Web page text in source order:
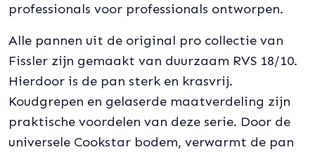
professionals voor professionals ontworpen.
Alle pannen uit de original pro collectie van
Fissler zijn gemaakt van duurzaam RVS 18/10.
Hierdoor is de pan sterk en krasvrij.
Koudgrepen en gelaserde maatverdeling zijn
praktische voordelen van deze serie. Door de
universele Cookstar bodem, verwarmt de pan